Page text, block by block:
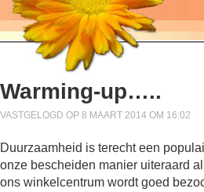
Warming-up…..
VASTGELOGD OP 8 MAART 2014 OM 16:02
Duurzaamheid is terecht een
onze bescheiden manier uiteraard
ons winkelcentrum wordt goed